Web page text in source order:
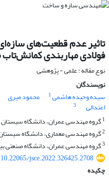
تاثیر عدم قطعیت‌های
فولادی مهاربندی
نوع مقاله : علمی - پژوهشی
نویسندگان
سیده وحیده هاشمی1 محمود میری
اعتدالی
3
1گروه مهندسی عمران، دانشگاه سیستان
2گروه مهندسی معماری، دانشگاه سیستان
3گروه مهندسی عمران، دانشگاه صنعتی
10.22065/jsce.2022.326425.2708
چکیده